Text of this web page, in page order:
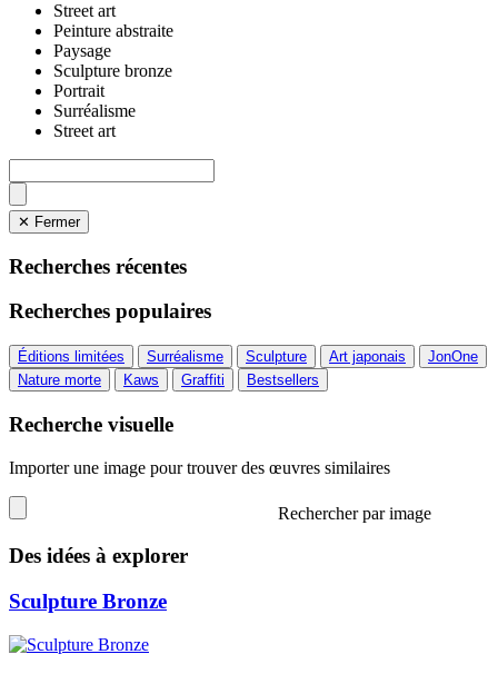
Street art
Peinture abstraite
Paysage
Sculpture bronze
Portrait
Surréalisme
Street art
✕ Fermer
Recherches récentes
Recherches populaires
Éditions limitées Surréalisme Sculpture Art japonais
JonOne
Nature morte
Kaws Graffiti Bestsellers
Recherche visuelle
Importer une image pour trouver des œuvres similaires
Rechercher par image
Des idées à explorer
Sculpture Bronze